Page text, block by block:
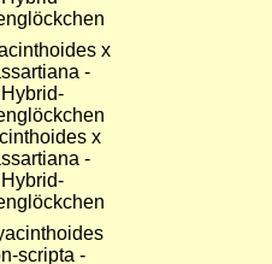
x
-
Hybrid-